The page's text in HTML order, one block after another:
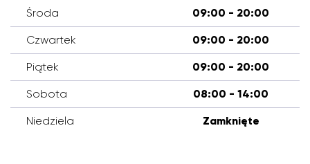
Środa 09:00 - 20:00
Czwartek 09:00 - 20:00
Piątek 09:00 - 20:00
Sobota 08:00 - 14:00
Niedziela Zamknięte